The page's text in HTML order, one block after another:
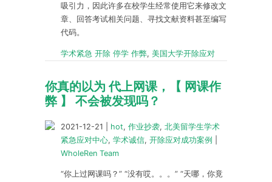
吸引力，因此许多在校学生经常使用它来修改文
章、回答考试相关问题、寻找文献资料甚至编写
代码。
学术紧急 开除 停学 作弊, 美国大学开除应对
你真的以为 代上网课，【 网课作
弊 】 不会被发现吗？
2021-12-21 hot, 作业抄袭, 北美留学生学术
紧急应对中心, 学术诚信, 开除应对成功案例
WholeRen Team
“你上过网课吗？” “没有哎。。。” “天哪，你竟